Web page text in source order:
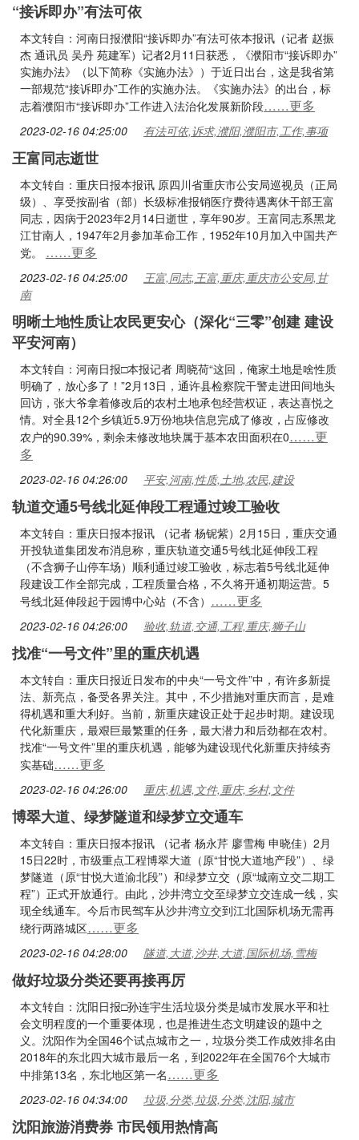
“接诉即办”有法可依
本文转自：河南日报濮阳“接诉即办”有法可依本报讯（记者 赵振
杰 通讯员 吴丹 苑建军）记者2月11日获悉，《濮阳市“接诉即办”
实施办法》（以下简称《实施办法》）于近日出台，这是我省第
一部规范“接诉即办”工作的实施办法。《实施办法》的出台，标
志着濮阳市“接诉即办”工作进入法治化发展新阶段……更多
2023-02-16 04:25:00 有法可依,诉求,濮阳,濮阳市,工作,事项
王富同志逝世
本文转自：重庆日报本报讯 原四川省重庆市公安局巡视员（正局
级）、享受按副省（部）长级标准报销医疗费待遇离休干部王富
同志，因病于2023年2月14日逝世，享年90岁。王富同志系黑龙
江甘南人，1947年2月参加革命工作，1952年10月加入中国共产
党。 ……更多
2023-02-16 04:25:00
王富,同志,王富,重庆,重庆市公安局,甘
南
明晰土地性质让农民更安心（深化“三零”创建 建设
平安河南）
本文转自：河南日报□本报记者 周晓荷“这回，俺家土地是啥性质
明确了，放心多了！”2月13日，通许县检察院干警走进田间地头
回访，张大爷拿着修改后的农村土地承包经营权证，表达喜悦之
情。对全县12个乡镇近5.9万份地块信息完成了修改，占应修改
农户的90.39%，剩余未修改地块属于基本农田面积在0……更
多
2023-02-16 04:26:00 平安,河南,性质,土地,农民,建设
轨道交通5号线北延伸段工程通过竣工验收
本文转自：重庆日报本报讯 （记者 杨铌紫）2月15日，重庆交通
开投轨道集团发布消息称，重庆轨道交通5号线北延伸段工程
（不含狮子山停车场）顺利通过竣工验收，标志着5号线北延伸
段建设工作全部完成，工程质量合格，不久将开通初期运营。5
号线北延伸段起于园博中心站（不含） ……更多
2023-02-16 04:26:00 验收,轨道,交通,工程,重庆,狮子山
找准“一号文件”里的重庆机遇
本文转自：重庆日报近日发布的中央“一号文件”中，有许多新提
法、新亮点，备受各界关注。其中，不少措施对重庆而言，是难
得机遇和重大利好。当前，新重庆建设正处于起步时期。建设现
代化新重庆，最艰巨最繁重的任务，最大潜力和后劲都在农村。
找准“一号文件”里的重庆机遇，能够为建设现代化新重庆持续夯
实基础……更多
2023-02-16 04:26:00 重庆,机遇,文件,重庆,乡村,文件
博翠大道、绿梦隧道和绿梦立交通车
本文转自：重庆日报本报讯 （记者 杨永芹 廖雪梅 申晓佳）2月
15日22时，市级重点工程博翠大道（原“甘悦大道地产段”）、绿
梦隧道（原“甘悦大道渝北段”）和绿梦立交（原“城南立交二期工
程”）正式开放通行。由此，沙井湾立交至绿梦立交连成一线，实
现全线通车。今后市民驾车从沙井湾立交到江北国际机场无需再
绕行两路城区……更多
2023-02-16 04:28:00 隧道,大道,沙井,大道,国际机场,雪梅
做好垃圾分类还要再接再厉
本文转自：沈阳日报□孙连宇生活垃圾分类是城市发展水平和社
会文明程度的一个重要体现，也是推进生态文明建设的题中之
义。沈阳作为全国46个试点城市之一，垃圾分类工作成效排名由
2018年的东北四大城市最后一名，到2022年在全国76个大城市
中排第13名，东北地区第一名……更多
2023-02-16 04:34:00 垃圾,分类,垃圾,分类,沈阳,城市
沈阳旅游消费券 市民领用热情高